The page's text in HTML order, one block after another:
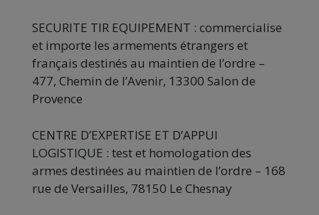
SECURITE TIR EQUIPEMENT : commercialise
et importe les armements étrangers et
français destinés au maintien de l’ordre –
477, Chemin de l’Avenir, 13300 Salon de
Provence
CENTRE D’EXPERTISE ET D’APPUI
LOGISTIQUE : test et homologation des
armes destinées au maintien de l’ordre – 168
rue de Versailles, 78150 Le Chesnay